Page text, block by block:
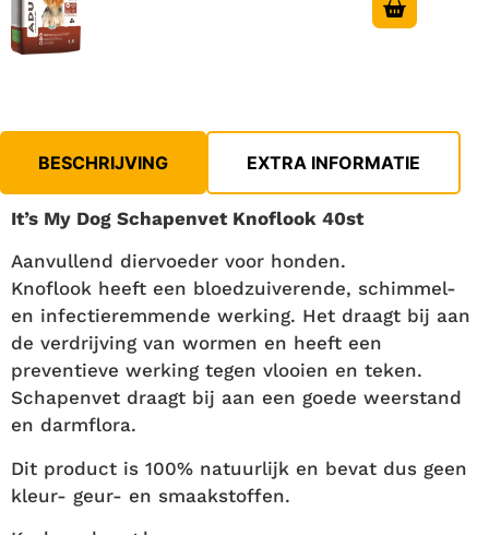
BESCHRIJVING EXTRA INFORMATIE
It’s My Dog Schapenvet Knoflook 40st
Aanvullend diervoeder voor honden.
Knoflook heeft een bloedzuiverende, schimmel-
en infectieremmende werking. Het draagt bij aan
de verdrijving van wormen en heeft een
preventieve werking tegen vlooien en teken.
Schapenvet draagt bij aan een goede weerstand
en darmflora.
Dit product is 100% natuurlijk en bevat dus geen
kleur- geur- en smaakstoffen.